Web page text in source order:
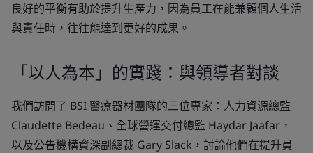
良好的平衡有助於提升生產力，因為員工在能兼顧個人生活
與責任時，往往能達到更好的成果。
「以人為本」的實踐：與領導者對談
我們訪問了 BSI 醫療器材團隊的三位專家：人力資源總監
Claudette Bedeau、全球營運交付總監 Haydar Jaafar，
以及公告機構資深副總裁 Gary Slack，討論他們在提升員